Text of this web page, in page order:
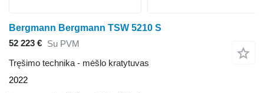
Bergmann Bergmann TSW 5210 S
52 223 € Su PVM
Tręšimo technika - mėšlo kratytuvas
2022